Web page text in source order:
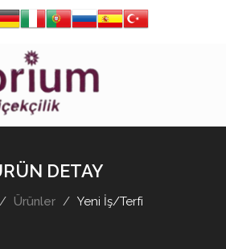
DETAY
Ürünler Yeni İş/Terfi